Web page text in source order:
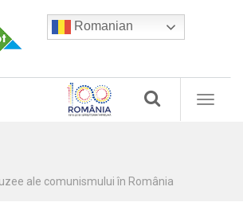
Romanian
T
ale comunismului în România